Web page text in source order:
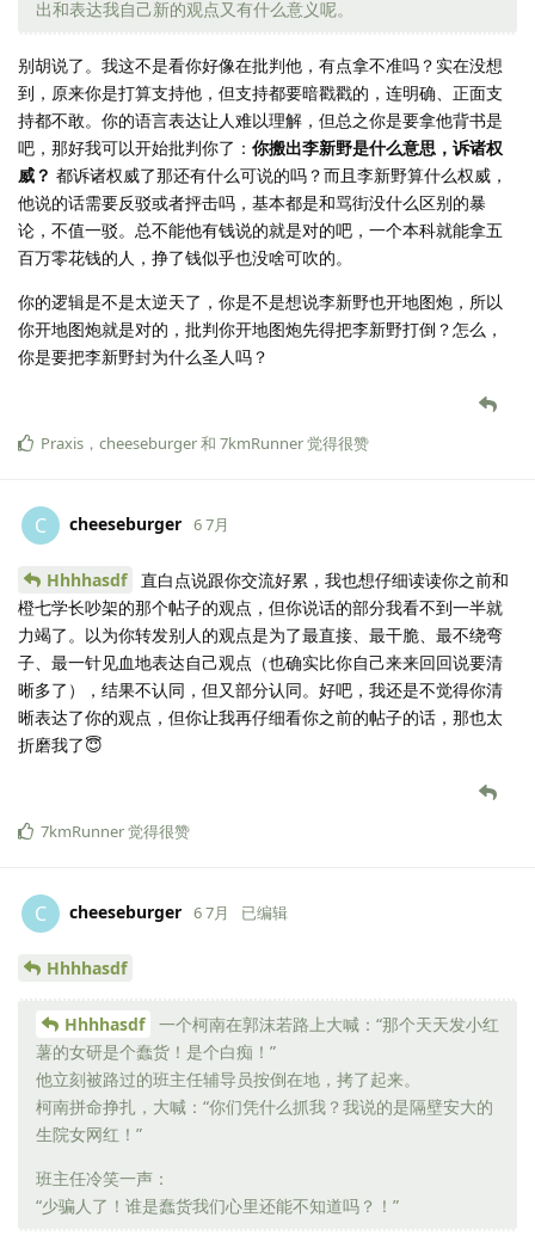
出和表达我自己新的观点又有什么意义呢。
别胡说了。我这不是看你好像在批判他，有点拿不准吗？实在没想
到，原来你是打算支持他，但支持都要暗戳戳的，连明确、正面支
持都不敢。你的语言表达让人难以理解，但总之你是要拿他背书是
吧，那好我可以开始批判你了： 你搬出李新野是什么意思，诉诸权
威？ 都诉诸权威了那还有什么可说的吗？而且李新野算什么权威，
他说的话需要反驳或者抨击吗，基本都是和骂街没什么区别的暴
论，不值一驳。总不能他有钱说的就是对的吧，一个本科就能拿五
百万零花钱的人，挣了钱似乎也没啥可吹的。
你的逻辑是不是太逆天了，你是不是想说李新野也开地图炮，所以
你开地图炮就是对的，批判你开地图炮先得把李新野打倒？怎么，
你是要把李新野封为什么圣人吗？
Praxis ， cheeseburger和 7kmRunner觉得很赞
C cheeseburger 6 7月
Hhhhasdf
直白点说跟你交流好累，我也想仔细读读你之前和
橙七学长吵架的那个帖子的观点，但你说话的部分我看不到一半就
力竭了。以为你转发别人的观点是为了最直接、最干脆、最不绕弯
子、最一针见血地表达自己观点（也确实比你自己来来回回说要清
晰多了），结果不认同，但又部分认同。好吧，我还是不觉得你清
晰表达了你的观点，但你让我再仔细看你之前的帖子的话，那也太
折磨我了😇
7kmRunner觉得很赞
C cheeseburger 6 7月 已编辑
Hhhhasdf
Hhhhasdf
一个柯南在郭沫若路上大喊：“那个天天发小红
薯的女研是个蠢货！是个白痴！”
他立刻被路过的班主任辅导员按倒在地，拷了起来。
柯南拼命挣扎，大喊：“你们凭什么抓我？我说的是隔壁安大的
生院女网红！”
班主任冷笑一声：
“少骗人了！谁是蠢货我们心里还能不知道吗？！”